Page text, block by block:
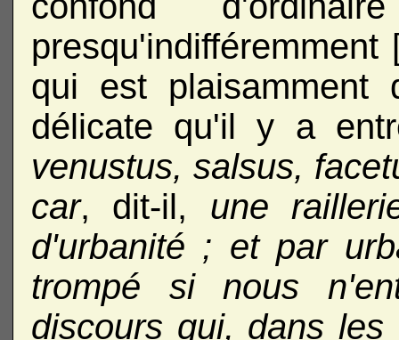
qui est plaisamment
délicate qu'il y a
venustus, salsus,
car, dit-il, une
d'urbanité ; et par
trompé si nous
discours qui, dans les